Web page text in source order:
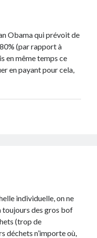
Obama qui prévoit de
(par rapport à
en même temps ce
en payant pour cela,
individuelle, on ne
toujours des gros bof
(trop de
déchets n’importe où,